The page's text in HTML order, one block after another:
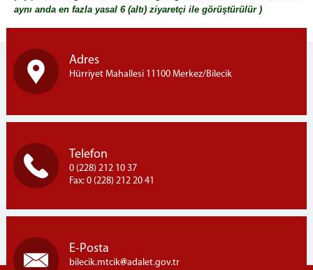
aynı anda en fazla yasal 6 (altı) ziyaretçi ile görüştürülür )
Adres
Hürriyet Mahallesi 11100 Merkez/Bilecik
Telefon
0 (228) 212 10 37
Fax: 0 (228) 212 20 41
E-Posta
bilecik.mtcik adalet.gov.tr